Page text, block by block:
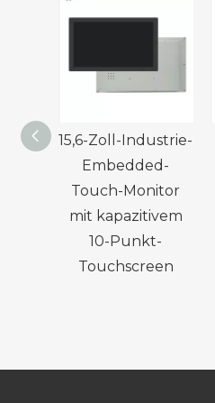
15,6-Zoll-Industrie-
Embedded-
Touch-Monitor
mit kapazitivem
10-Punkt-
Touchscreen